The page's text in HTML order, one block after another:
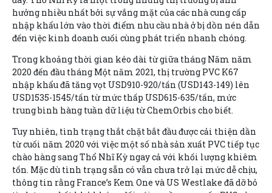
hưởng nhiều nhất bởi sự vắng mặt của các nhà cung cấp
nhập khẩu lớn vào thời điểm nhu cầu nhà ở bị dồn nén dẫn
đến việc kinh doanh cuối cùng phát triển nhanh chóng.
Trong khoảng thời gian kéo dài từ giữa tháng Năm năm
2020 đến đầu tháng Một năm 2021, thị trường PVC K67
nhập khẩu đã tăng vọt USD910-920/tấn (USD143-149) lên
USD1535-1545/tấn từ mức thấp USD615-635/tấn, mức
trung bình hàng tuần dữ liệu từ ChemOrbis cho biết.
Tuy nhiên, tình trạng thắt chặt bắt đầu được cải thiện dần
từ cuối năm 2020 với việc một số nhà sản xuất PVC tiếp tục
chào hàng sang Thổ Nhĩ Kỳ ngay cả với khối lượng khiêm
tốn. Mặc dù tình trạng sẵn có vẫn chưa trở lại mức dễ chịu,
thông tin rằng France’s Kem One và US Westlake đã dỡ bỏ